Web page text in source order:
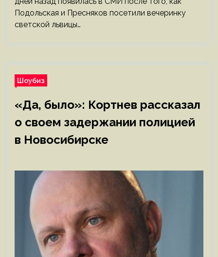
Подольская и Пресняков посетили вечеринку
светской львицы…
Шоубиз
«Да, было»: Кортнев рассказал
о своем задержании полицией
в Новосибирске